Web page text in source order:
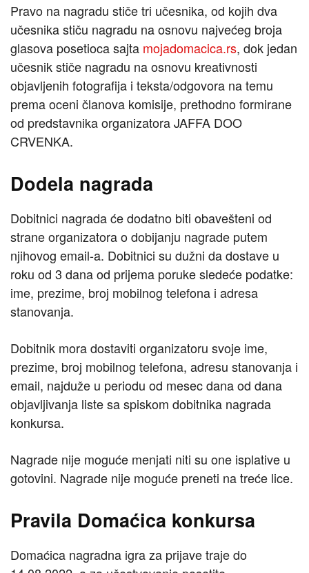
Pravo na nagradu stiče tri učesnika, od kojih dva
učesnika stiču nagradu na osnovu najvećeg broja
glasova posetioca sajta mojadomacica.rs, dok jedan
učesnik stiče nagradu na osnovu kreativnosti
objavljenih fotografija i teksta/odgovora na temu
prema oceni članova komisije, prethodno formirane
od predstavnika organizatora JAFFA DOO
CRVENKA.
Dodela nagrada
Dobitnici nagrada će dodatno biti obavešteni od
strane organizatora o dobijanju nagrade putem
njihovog email-a. Dobitnici su dužni da dostave u
roku od 3 dana od prijema poruke sledeće podatke:
ime, prezime, broj mobilnog telefona i adresa
stanovanja.
Dobitnik mora dostaviti organizatoru svoje ime,
prezime, broj mobilnog telefona, adresu stanovanja i
email, najduže u periodu od mesec dana od dana
objavljivanja liste sa spiskom dobitnika nagrada
konkursa.
Nagrade nije moguće menjati niti su one isplative u
gotovini. Nagrade nije moguće preneti na treće lice.
Pravila Domaćica konkursa
Domaćica nagradna igra za prijave traje do